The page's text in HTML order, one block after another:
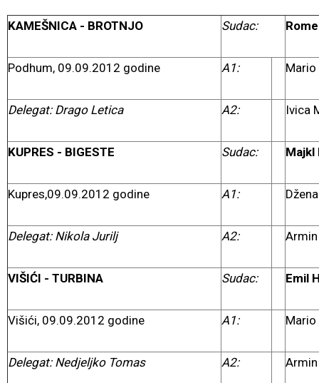
KAMEŠNICA - BROTNJO Sudac:
Podhum, 09.09.2012 godine A1:
Delegat: Drago Letica A2: Ivica
KUPRES - BIGESTE Sudac: Majkl
Kupres,09.09.2012 godine A1:
Delegat: Nikola Jurilj A2:
VIŠIĆI - TURBINA Sudac: Emil
Višići, 09.09.2012 godine A1:
Delegat: Nedjeljko Tomas A2: